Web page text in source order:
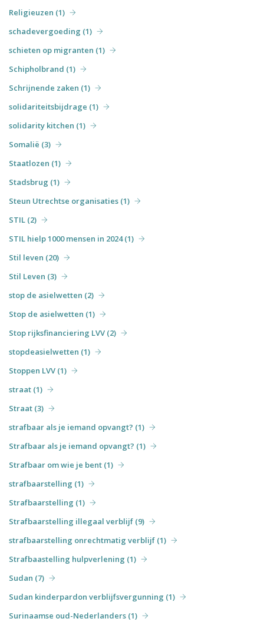
Religieuzen (1)
schadevergoeding (1)
schieten op migranten (1)
Schipholbrand (1)
Schrijnende zaken (1)
solidariteitsbijdrage (1)
solidarity kitchen (1)
Somalië (3)
Staatlozen (1)
Stadsbrug (1)
Steun Utrechtse organisaties (1)
STIL (2)
STIL hielp 1000 mensen in 2024 (1)
Stil leven (20)
Stil Leven (3)
stop de asielwetten (2)
Stop de asielwetten (1)
Stop rijksfinanciering LVV (2)
stopdeasielwetten (1)
Stoppen LVV (1)
straat (1)
Straat (3)
strafbaar als je iemand opvangt? (1)
Strafbaar als je iemand opvangt? (1)
Strafbaar om wie je bent (1)
strafbaarstelling (1)
Strafbaarstelling (1)
Strafbaarstelling illegaal verblijf (9)
strafbaarstelling onrechtmatig verblijf (1)
Strafbaastelling hulpverlening (1)
Sudan (7)
Sudan kinderpardon verblijfsvergunning (1)
Surinaamse oud-Nederlanders (1)